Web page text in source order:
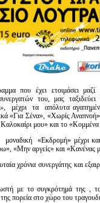
που έχει ετοιμάσει
του, μας
», μέχρι τα απόλυτα
«Για Σένα», «Χωρίς
μου» και το
μοναδική «Εκδρομή» μέχρι
«Μην αργείς» και «Κανένας
χρόνια συνεργάτης και
με το συγκρότημά της ,
πορεία στο χώρο του